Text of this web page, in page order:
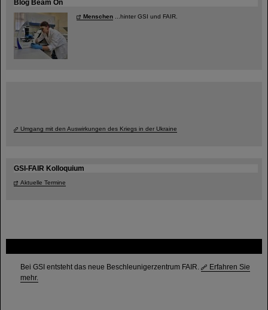
Bei GSI entsteht das neue Beschleunigerzentrum FAIR.
Erfahren Sie
mehr.
Blog Beam On
Menschen ...hinter GSI und FAIR.
Umgang mit den Auswirkungen des Kriegs in der Ukraine
GSI-FAIR Kolloquium
Aktuelle Termine